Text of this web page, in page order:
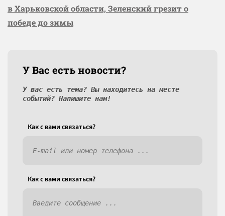
в Харьковской области, Зеленский грезит о
победе до зимы
У Вас есть новости?
У вас есть тема? Вы находитесь на месте
событий? Напишите нам!
Как c вами связаться?
Как c вами связаться?